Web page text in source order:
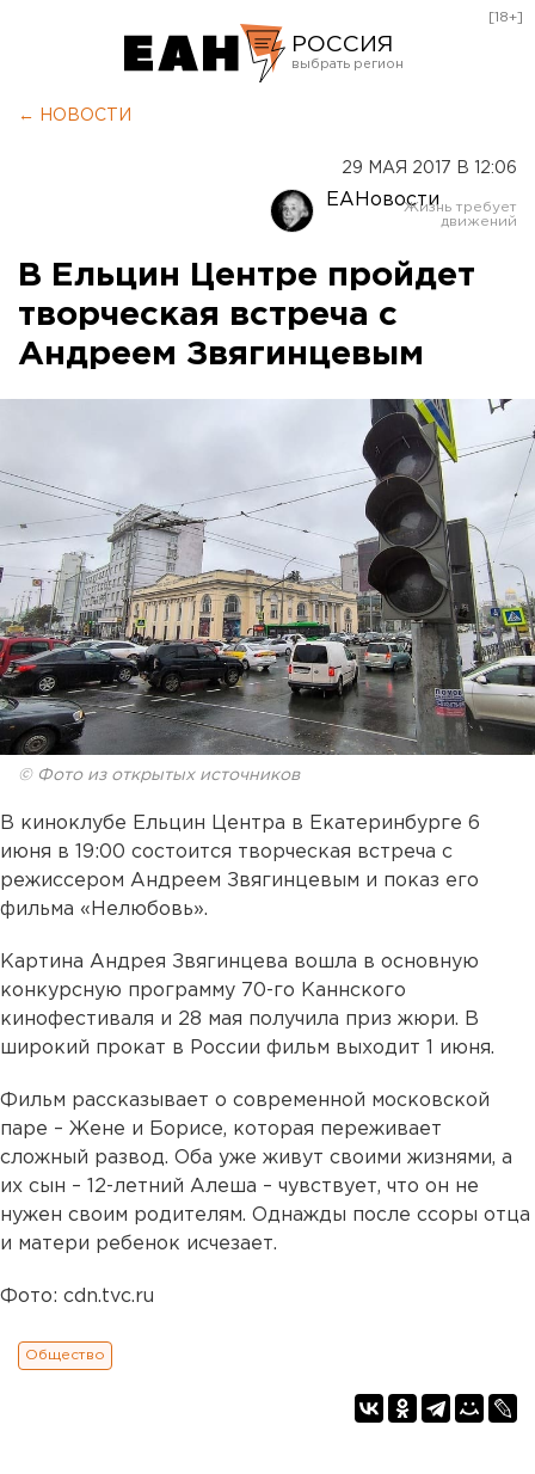
РОССИЯ
Оренбург
[18+]
← НОВОСТИ
29 МАЯ 2017 В 12:06
ЕАНовости
В Ельцин Центре пройдет
творческая встреча с
Андреем Звягинцевым
© Фото из открытых источников
В киноклубе Ельцин Центра в Екатеринбурге 6
июня в 19:00 состоится творческая встреча с
режиссером Андреем Звягинцевым и показ его
фильма «Нелюбовь».
Картина Андрея Звягинцева вошла в основную
конкурсную программу 70-го Каннского
кинофестиваля и 28 мая получила приз жюри. В
широкий прокат в России фильм выходит 1 июня.
Фильм рассказывает о современной московской
паре – Жене и Борисе, которая переживает
сложный развод. Оба уже живут своими жизнями, а
их сын – 12-летний Алеша – чувствует, что он не
нужен своим родителям. Однажды после ссоры отца
и матери ребенок исчезает.
Фото: cdn.tvc.ru
Общество